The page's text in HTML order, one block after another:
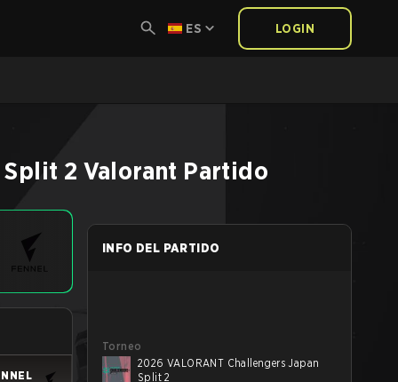
ES LOGIN
Split 2 Valorant Partido
INFO DEL PARTIDO
Torneo
2026 VALORANT Challengers Japan
Split 2